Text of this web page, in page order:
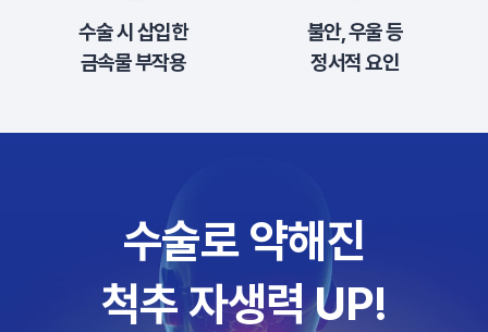
수술 시 삽입한
금속물 부작용
불안, 우울 등
정서적 요인
수술로 약해진
척추 자생력 UP!